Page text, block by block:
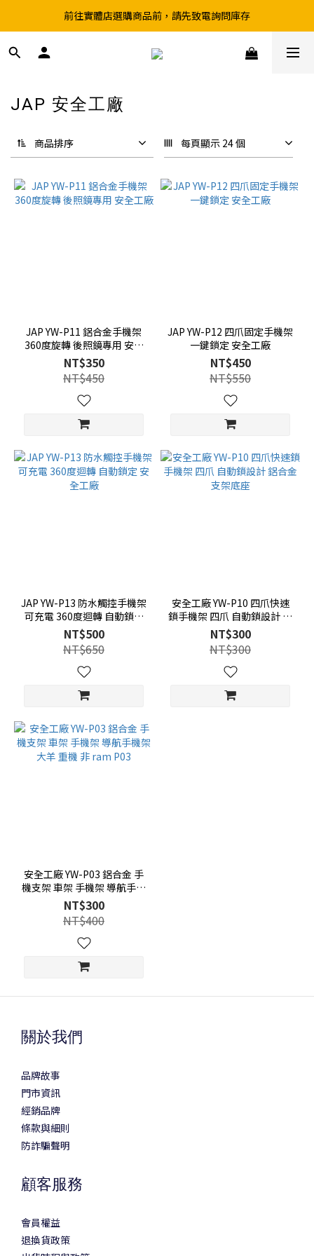
超取滿199、宅配滿490 享免運優惠
前往實體店選購商品前，請先致電詢問庫存
超取滿199、宅配滿490 享免運優惠
JAP 安全工廠
商品排序 每頁顯示 24 個
JAP YW-P11 鋁合金手機架
360度旋轉 後照鏡專用 安全
工廠
NT$350
NT$450
JAP YW-P12 四爪固定手機架
一鍵鎖定 安全工廠
NT$450
NT$550
JAP YW-P13 防水觸控手機架
可充電 360度迴轉 自動鎖定
安全工廠
NT$500
NT$650
安全工廠 YW-P10 四爪快速
鎖手機架 四爪 自動鎖設計 鋁
合金支架底座
NT$300
NT$300
安全工廠 YW-P03 鋁合金 手
機支架 車架 手機架 導航手機
架 大羊 重機 非 ram P03
NT$300
NT$400
關於我們
品牌故事
門市資訊
經銷品牌
條款與細則
防詐騙聲明
顧客服務
會員權益
退換貨政策